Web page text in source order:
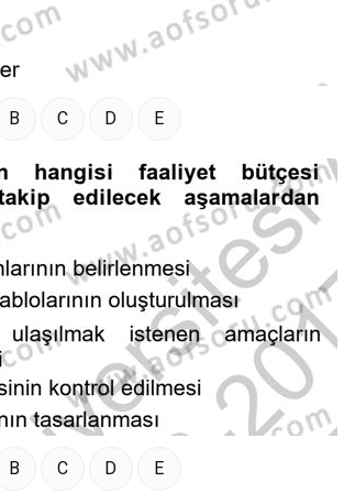
B C D E
B C D E